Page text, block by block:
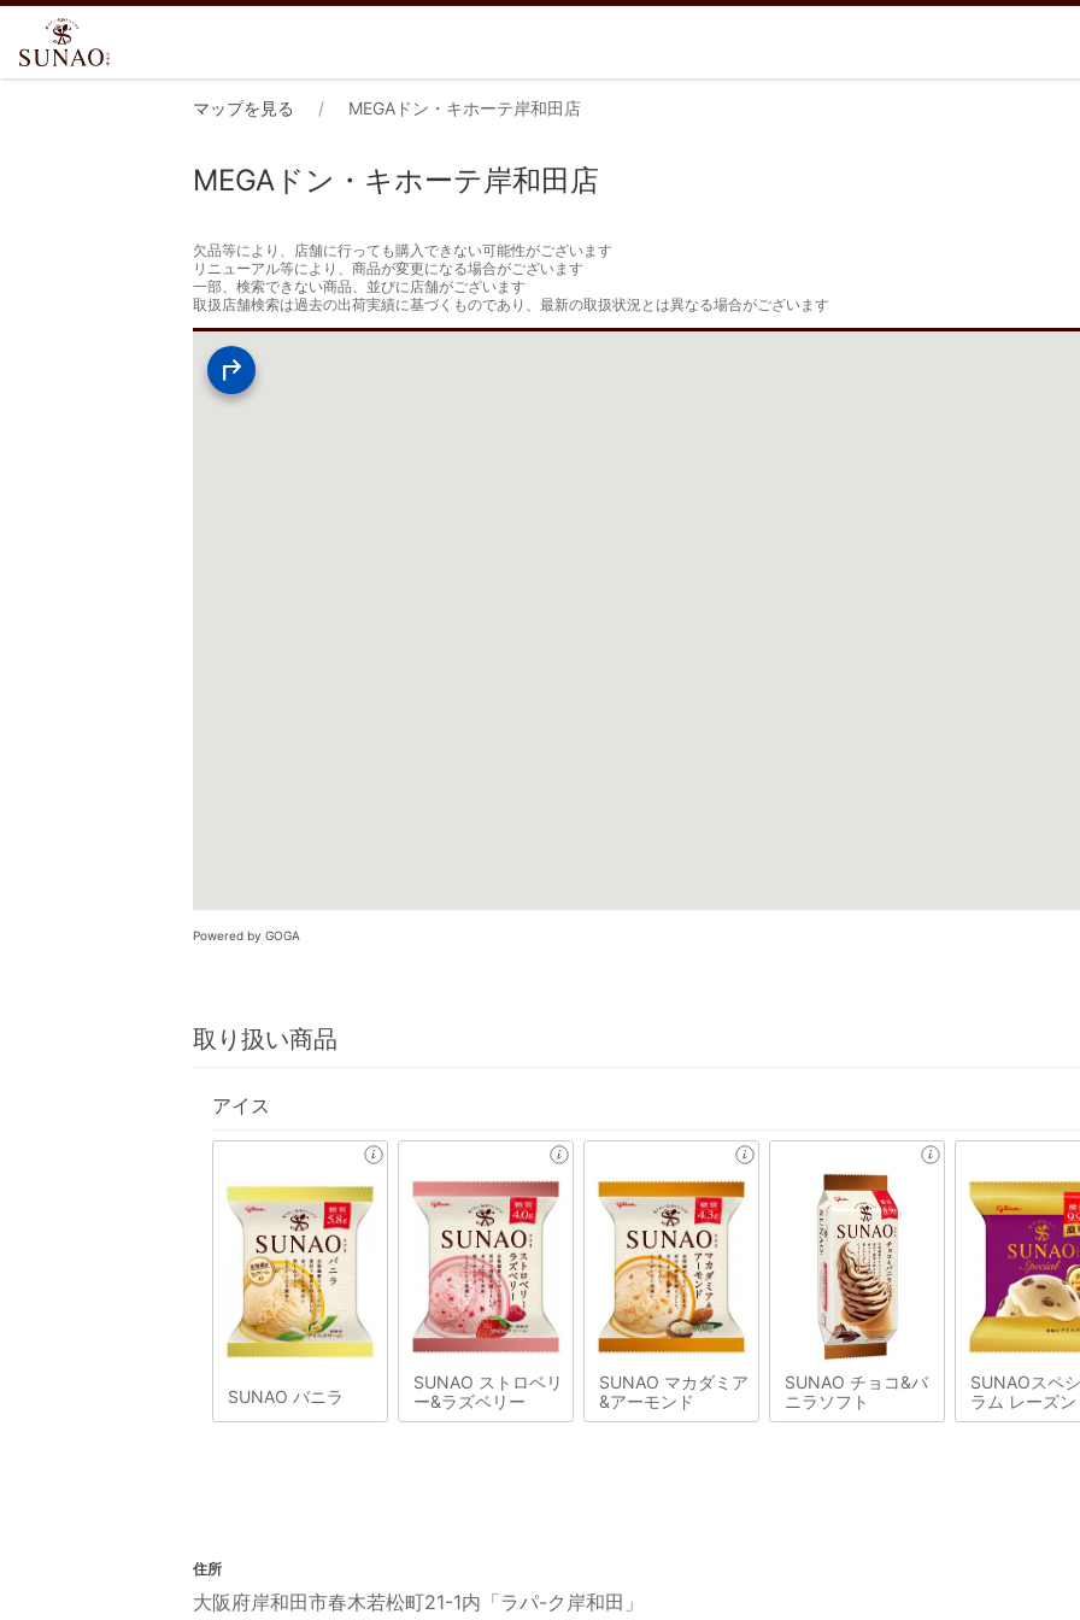
マップを見る MEGAドン・キホーテ岸和田店
MEGAドン・キホーテ岸和田店
欠品等により、店舗に行っても購入できない可能性がございます
リニューアル等により、商品が変更になる場合がございます
一部、検索できない商品、並びに店舗がございます
取扱店舗検索は過去の出荷実績に基づくものであり、最新の取扱状況とは異なる場合がございます
Powered by GOGA
取り扱い商品
アイス
SUNAO バニラ
SUNAO ストロベリ
ー&ラズベリー
SUNAO マカダミア
&アーモンド
SUNAO チョコ&バ
ニラソフト
SUNAOスペ
ラム レーズン
住所
大阪府岸和田市春木若松町21-1内「ラパ-ク岸和田」